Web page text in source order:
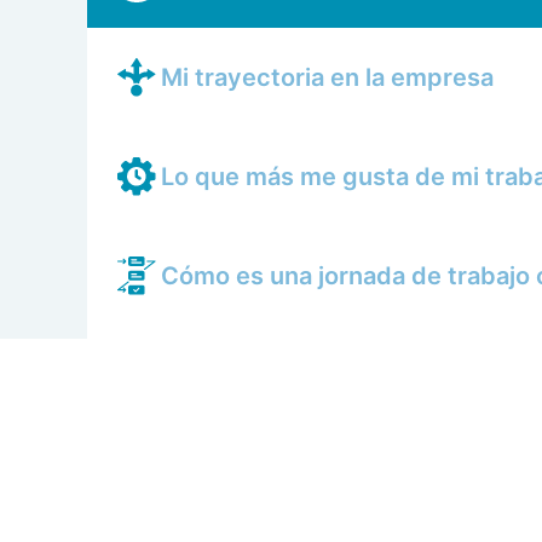
Mi trayectoria en la empresa
Lo que más me gusta de mi
Cómo es una jornada de trabajo